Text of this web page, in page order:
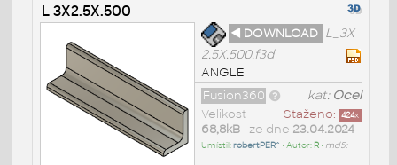
L 3X2.5X.500
◄ DOWNLOAD L_3X
2.5X.500.f3d
ANGLE
kat: Ocel
Fusion360
Staženo: 424x
Velikost
68,8kB• ze dne 23.04.2024
Umístil:robertPER^ • Autor: R• md5: